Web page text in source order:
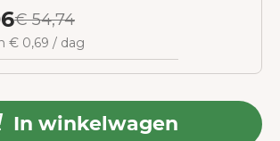
€ 54,74
€ 0,69 / dag
In winkelwagen